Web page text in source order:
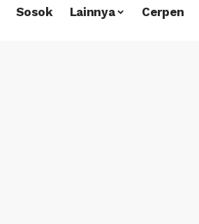
Sosok Lainnya Cerpen